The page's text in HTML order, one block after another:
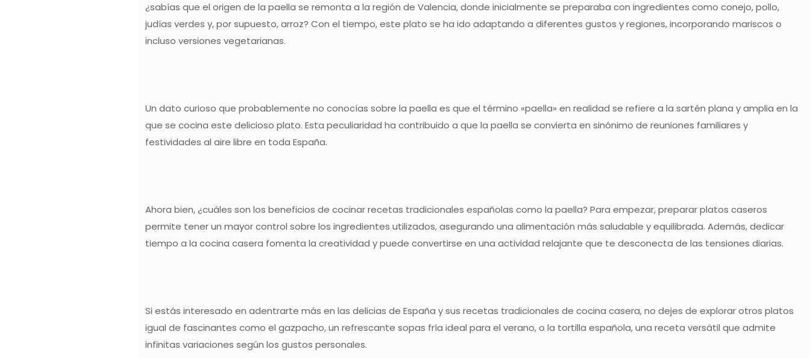
¿sabías que el origen de la paella se remonta a la región de Valencia, donde inicialmente se preparaba con ingredientes como conejo, pollo,
judías verdes y, por supuesto, arroz? Con el tiempo, este plato se ha ido adaptando a diferentes gustos y regiones, incorporando mariscos o
incluso versiones vegetarianas.
Un dato curioso que probablemente no conocías sobre la paella es que el término «paella» en realidad se refiere a la sartén plana y amplia en la
que se cocina este delicioso plato. Esta peculiaridad ha contribuido a que la paella se convierta en sinónimo de reuniones familiares y
festividades al aire libre en toda España.
Ahora bien, ¿cuáles son los beneficios de cocinar recetas tradicionales españolas como la paella? Para empezar, preparar platos caseros
permite tener un mayor control sobre los ingredientes utilizados, asegurando una alimentación más saludable y equilibrada. Además, dedicar
tiempo a la cocina casera fomenta la creatividad y puede convertirse en una actividad relajante que te desconecta de las tensiones diarias.
Si estás interesado en adentrarte más en las delicias de España y sus recetas tradicionales de cocina casera, no dejes de explorar otros platos
igual de fascinantes como el gazpacho, un refrescante sopas fría ideal para el verano, o la tortilla española, una receta versátil que admite
infinitas variaciones según los gustos personales.